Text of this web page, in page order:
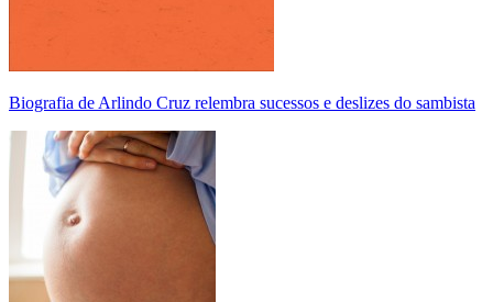
Biografia de Arlindo Cruz relembra sucessos e deslizes do sambista